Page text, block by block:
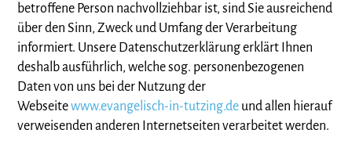
betroffene Person nachvollziehbar ist, sind Sie ausreichend
über den Sinn, Zweck und Umfang der Verarbeitung
informiert. Unsere Datenschutzerklärung erklärt Ihnen
deshalb ausführlich, welche sog. personenbezogenen
Daten von uns bei der Nutzung der
Webseitewww.evangelisch-in-tutzing.de und allen hierauf
verweisenden anderen Internetseiten verarbeitet werden.